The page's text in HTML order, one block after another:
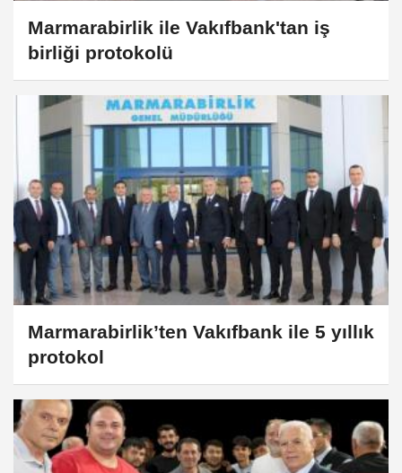
Marmarabirlik ile Vakıfbank'tan iş
birliği protokolü
Marmarabirlik’ten Vakıfbank ile 5 yıllık
protokol